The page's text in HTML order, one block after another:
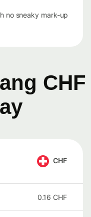
no sneaky mark-up
CHF
CHF
0.16 CHF